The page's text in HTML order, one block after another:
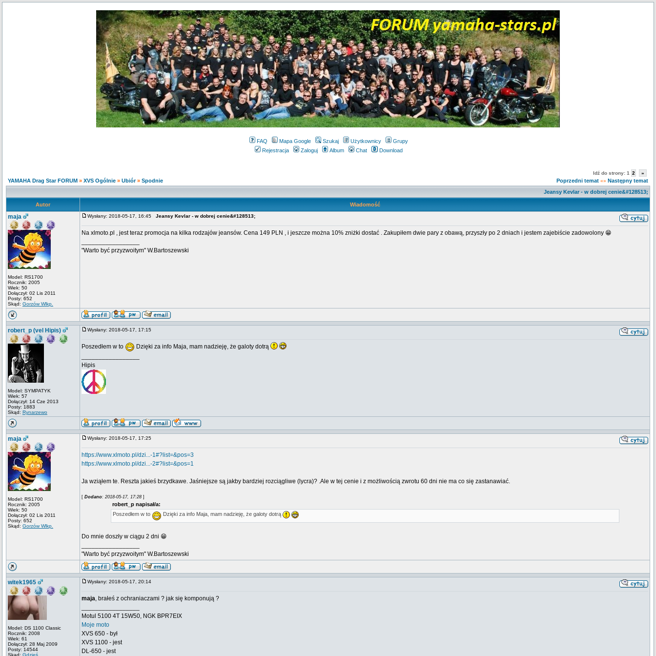
FAQ Mapa Google Szukaj Użytkownicy
Grupy
Rejestracja
Zaloguj Album Chat Download
YAMAHA Drag Star FORUM » XVS Ogólnie » Ubiór» Spodnie
Idź do strony: 1 2 »
Poprzedni temat «» Następny temat
Jeansy Kevlar - w dobrej cenie&#128513;
Autor Wiadomość
maja
Model: RS1700
Rocznik: 2005
Wiek: 50
Dołączył: 02 Lis 2011
Posty: 652
Skąd: Gorzów Wlkp.
Wysłany: 2018-05-17, 16:45 Jeansy Kevlar - w dobrej cenie&#128513;
Na xlmoto.pl , jest teraz promocja na kilka rodzajów jeansów. Cena 149 PLN , i jeszcze można 10% zniżki dostać . Zakupiłem dwie pary z obawą, przyszły po 2 dniach i jestem zajebiście zadowolony 😁
"Warto być przyzwoitym" W.Bartoszewski
robert_p (vel Hipis)
Model: SYMPATYK
Wiek: 57
Dołączył: 14 Cze 2013
Posty: 1883
Skąd: Rynarzewo
Wysłany: 2018-05-17, 17:15
Poszedłem w to
Dzięki za info Maja, mam nadzieję, że galoty dotrą
Hipis
maja
Model: RS1700
Rocznik: 2005
Wiek: 50
Dołączył: 02 Lis 2011
Posty: 652
Skąd: Gorzów Wlkp.
Wysłany: 2018-05-17, 17:25
https://www.xlmoto.pl/dzi...-1#?list=&pos=3
https://www.xlmoto.pl/dzi...-2#?list=&pos=1
Ja wziąłem te. Reszta jakieś brzydkawe. Jaśniejsze są jakby bardziej rozciągliwe (lycra)? .Ale w tej cenie i z możliwością zwrotu 60 dni nie ma co się zastanawiać.
[ Dodano: 2018-05-17, 17:28 ]
robert_p napisał/a:
Poszedłem w to
Dzięki za info Maja, mam nadzieję, że galoty dotrą
Do mnie doszły w ciągu 2 dni 😁
"Warto być przyzwoitym" W.Bartoszewski
witek1965
Model: DS 1100 Classic
Rocznik: 2008
Wiek: 61
Dołączył: 28 Maj 2009
Posty: 14544
Skąd: Gdzieś
Wysłany: 2018-05-17, 20:14
maja, brałeś z ochraniaczami ? jak się komponują ?
Motul 5100 4T 15W50, NGK BPR7EIX
Moje moto
XVS 650 - był
XVS 1100 - jest
DL-650 - jest